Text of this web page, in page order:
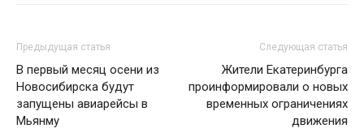
Предыдущая статья
В первый месяц осени из
Новосибирска будут
запущены авиарейсы в
Мьянму
Следующая статья
Жители Екатеринбурга
проинформировали о новых
временных ограничениях
движения